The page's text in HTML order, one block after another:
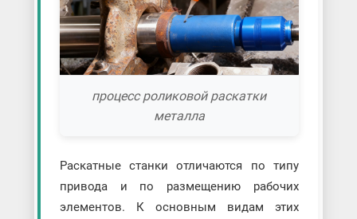
процесс роликовой раскатки
металла
Раскатные станки отличаются по типу
привода и по размещению рабочих
элементов. К основным видам этих